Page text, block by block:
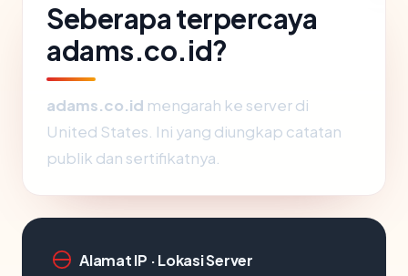
Seberapa terpercaya
adams.co.id?
adams.co.id mengarah ke server di
United States. Ini yang diungkap catatan
publik dan sertifikatnya.
Alamat IP · Lokasi Server